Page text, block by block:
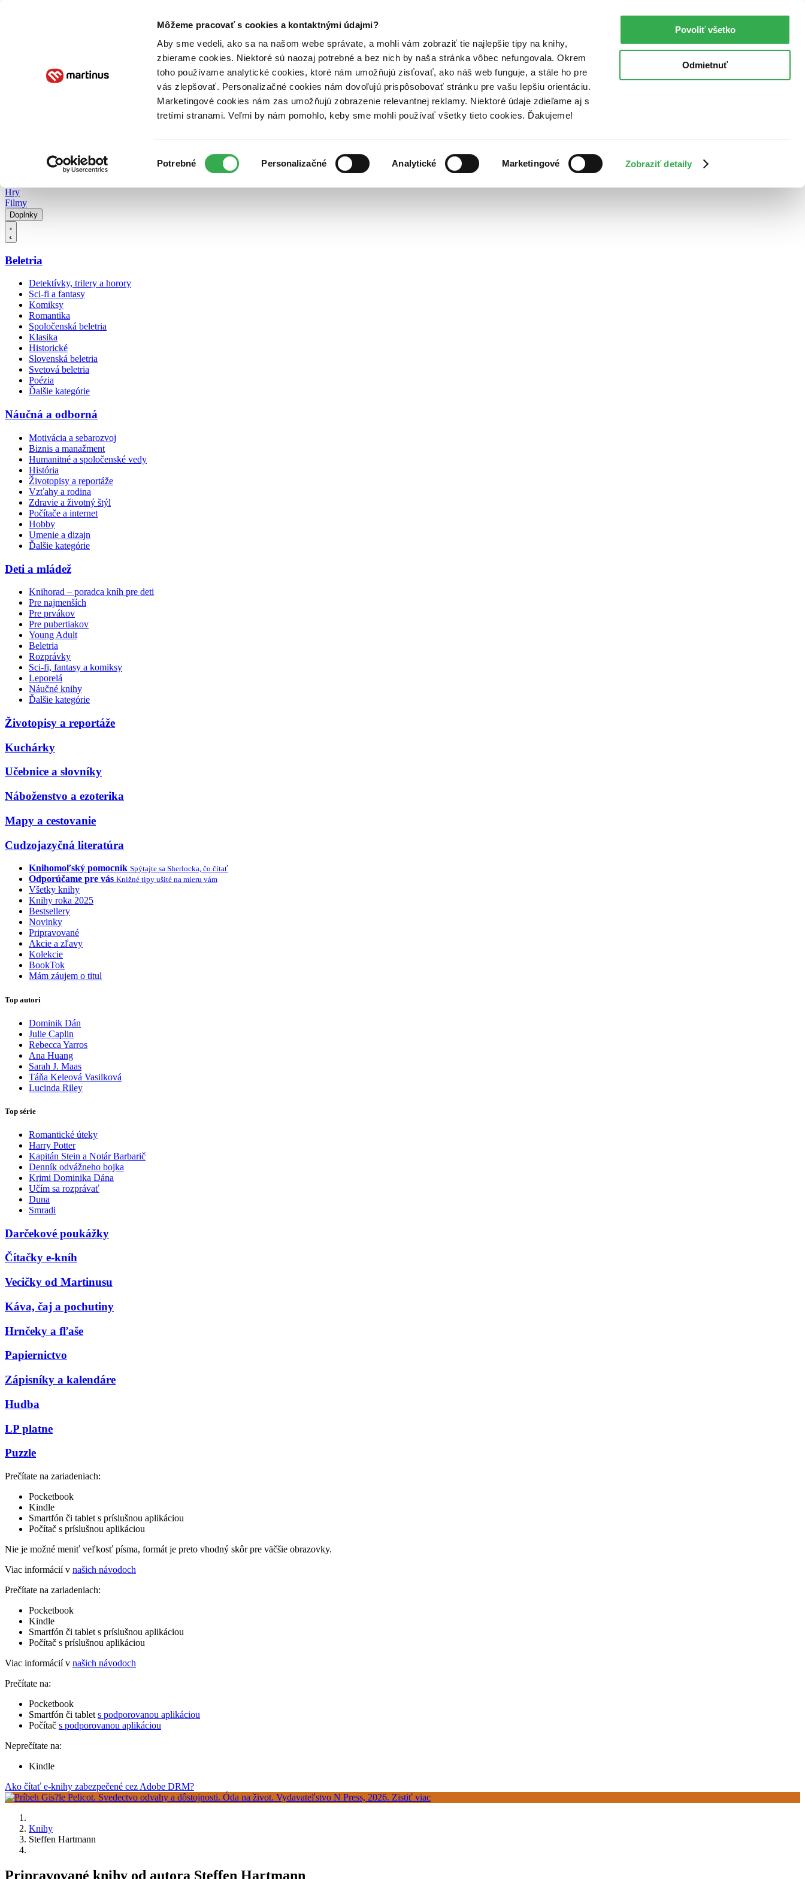
Môžeme pracovať s cookies a kontaktnými údajmi?
Aby sme vedeli, ako sa na našom webe správate, a mohli vám zobraziť tie najlepšie tipy na knihy,
zbierame cookies. Niektoré sú naozaj potrebné a bez nich by naša stránka vôbec nefungovala. Okrem
toho používame analytické cookies, ktoré nám umožňujú zisťovať, ako náš web funguje, a stále ho pre
vás zlepšovať. Personalizačné cookies nám dovoľujú prispôsobovať stránku pre vašu lepšiu orientáciu.
Marketingové cookies nám zas umožňujú zobrazenie relevantnej reklamy. Niektoré údaje zdieľame aj s
tretími stranami. Veľmi by nám pomohlo, keby sme mohli používať všetky tieto cookies. Ďakujeme!
súhlasu
Potrebné Personalizačné Analytické Marketingové Zobraziť detaily
Povoliť všetko
Odmietnuť
Poukážky Kontakt
Hry
Filmy
Doplnky
Beletria
Detektívky, trilery a horory
Sci-fi a fantasy
Komiksy
Romantika
Spoločenská beletria
Klasika
Historické
Slovenská beletria
Svetová beletria
Poézia
Ďalšie kategórie
Náučná a odborná
Motivácia a sebarozvoj
Biznis a manažment
Humanitné a spoločenské vedy
História
Životopisy a reportáže
Vzťahy a rodina
Zdravie a životný štýl
Počítače a internet
Hobby
Umenie a dizajn
Ďalšie kategórie
Deti a mládež
Knihorad – poradca kníh pre deti
Pre najmenších
Pre prvákov
Pre pubertiakov
Young Adult
Beletria
Rozprávky
Sci-fi, fantasy a komiksy
Leporelá
Náučné knihy
Ďalšie kategórie
Životopisy a reportáže
Kuchárky
Učebnice a slovníky
Náboženstvo a ezoterika
Mapy a cestovanie
Cudzojazyčná literatúra
Knihomoľský pomocník Spýtajte sa Sherlocka, čo čítať
Odporúčame pre vás Knižné tipy ušité na mieru vám
Všetky knihy
Knihy roka 2025
Bestsellery
Novinky
Pripravované
Akcie a zľavy
Kolekcie
BookTok
Mám záujem o titul
Top autori
Dominik Dán
Julie Caplin
Rebecca Yarros
Ana Huang
Sarah J. Maas
Táňa Keleová Vasilková
Lucinda Riley
Top série
Romantické úteky
Harry Potter
Kapitán Stein a Notár Barbarič
Denník odvážneho bojka
Krimi Dominika Dána
Učím sa rozprávať
Duna
Smradi
Darčekové poukážky
Čítačky e-kníh
Vecičky od Martinusu
Káva, čaj a pochutiny
Hrnčeky a fľaše
Papiernictvo
Zápisníky a kalendáre
Hudba
LP platne
Puzzle
Prečítate na zariadeniach:
Pocketbook
Kindle
Smartfón či tablet s príslušnou aplikáciou
Počítač s príslušnou aplikáciou
Nie je možné meniť veľkosť písma, formát je preto vhodný skôr pre väčšie obrazovky.
Viac informácií v našich návodoch
Prečítate na zariadeniach:
Pocketbook
Kindle
Smartfón či tablet s príslušnou aplikáciou
Počítač s príslušnou aplikáciou
Viac informácií v našich návodoch
Prečítate na:
Pocketbook
Smartfón či tablet s podporovanou aplikáciou
Počítač s podporovanou aplikáciou
Neprečítate na:
Kindle
Ako čítať e-knihy zabezpečené cez Adobe DRM?
Knihy
Steffen Hartmann
Pripravované knihy od autora Steffen Hartmann